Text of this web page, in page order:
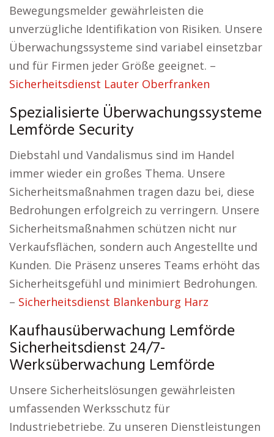
Bewegungsmelder gewährleisten die
unverzügliche Identifikation von Risiken. Unsere
Überwachungssysteme sind variabel einsetzbar
und für Firmen jeder Größe geeignet. –
Sicherheitsdienst Lauter Oberfranken
Spezialisierte Überwachungssysteme
Lemförde Security
Diebstahl und Vandalismus sind im Handel
immer wieder ein großes Thema. Unsere
Sicherheitsmaßnahmen tragen dazu bei, diese
Bedrohungen erfolgreich zu verringern. Unsere
Sicherheitsmaßnahmen schützen nicht nur
Verkaufsflächen, sondern auch Angestellte und
Kunden. Die Präsenz unseres Teams erhöht das
Sicherheitsgefühl und minimiert Bedrohungen.
– Sicherheitsdienst Blankenburg Harz
Kaufhausüberwachung Lemförde
Sicherheitsdienst 24/7-
Werksüberwachung Lemförde
Unsere Sicherheitslösungen gewährleisten
umfassenden Werksschutz für
Industriebetriebe. Zu unseren Dienstleistungen